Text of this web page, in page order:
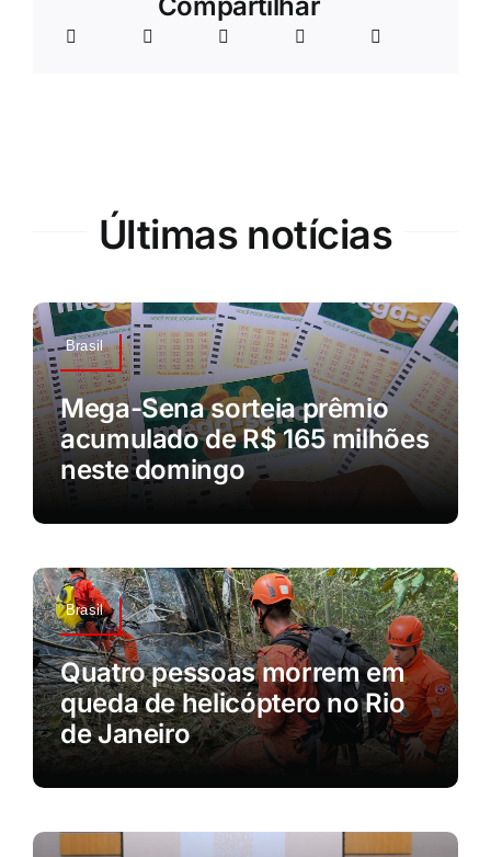
Últimas notícias
Brasil
Mega-Sena sorteia prêmio
acumulado de R$ 165 milhões
neste domingo
Brasil
Quatro pessoas morrem em
queda de helicóptero no Rio
de Janeiro